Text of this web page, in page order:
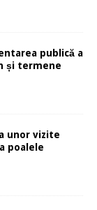
publică a
și termene
unor vizite
poalele